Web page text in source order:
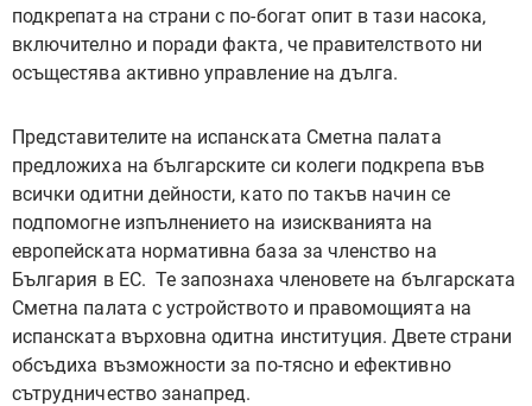
подкрепата на страни с по-богат опит в тази насока‚
включително и поради факта‚ че правителството ни
осъщестява активно управление на дълга.
Представителите на испанската Сметна палата
предложиха на българските си колеги подкрепа във
всичкиодитни дейности‚ като по такъв начин се
подпомогне изпълнението на изискванията на
европейската нормативна база за членство на
България в ЕС. Те запознаха членовете на българската
Сметна палата с устройството и правомощията на
испанската върховна одитна институция. Двете страни
обсъдиха възможностиза по-тясно и ефективно
сътрудничество занапред.